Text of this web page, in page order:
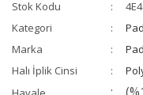
Stok Kodu
Kategori
Marka
Halı İplik Cinsi